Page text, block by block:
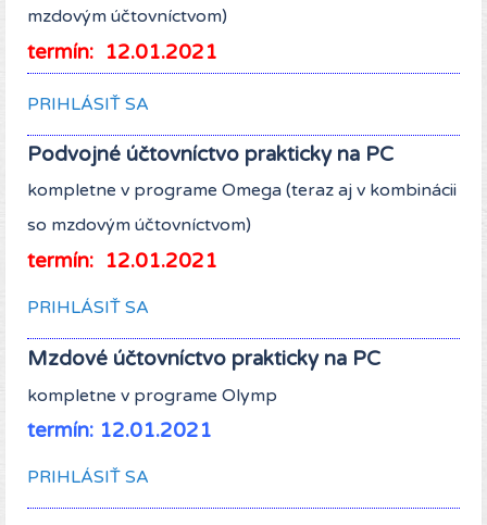
mzdovým účtovníctvom)
termín: 12.01.2021
PRIHLÁSIŤ SA
Podvojné účtovníctvo prakticky na PC
kompletne v programe Omega (teraz aj v kombinácii
so mzdovým účtovníctvom)
termín: 12.01.2021
PRIHLÁSIŤ SA
Mzdové účtovníctvo prakticky na PC
kompletne v programe Olymp
termín: 12.01.2021
PRIHLÁSIŤ SA